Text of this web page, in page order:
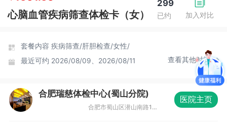
加入对比
299
已约
心脑血管疾病筛查体检卡（女）
套餐内容 疾病筛查/肝胆检查/女性/
最近可约 2026/08/09、2026/08/11 查看其他时间
合肥瑞慈体检中心(蜀山分院)
合肥市蜀山区潜山南路188号蔚蓝商务港城市广场F座3-4层
医院主页